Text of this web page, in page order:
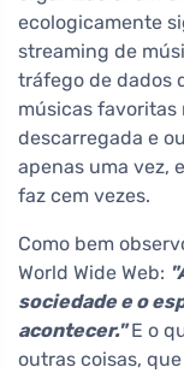
ecologicamente
streaming de
tráfego de dados
músicas favoritas
descarregada e
apenas uma vez,
faz cem vezes.
Como bem
World Wide Web:
sociedade e o
acontecer."E o
outras coisas,